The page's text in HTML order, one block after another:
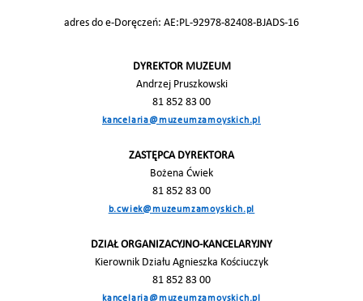
adres do e-Doręczeń: AE:PL-92978-82408-BJADS-16
DYREKTOR MUZEUM
Andrzej Pruszkowski
81 852 83 00
kancelaria@muzeumzamoyskich.pl
ZASTĘPCA DYREKTORA
Bożena Ćwiek
81 852 83 00
b.cwiek@muzeumzamoyskich.pl
DZIAŁ ORGANIZACYJNO-KANCELARYJNY
Kierownik Działu Agnieszka Kościuczyk
81 852 83 00
kancelaria@muzeumzamoyskich.pl